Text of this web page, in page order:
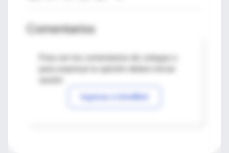
Comentarios
Para ver los comentarios de colegas o
Ingresar a IntraMed